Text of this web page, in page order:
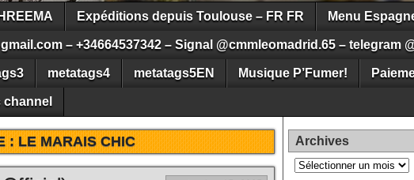
Expéditions depuis Toulouse – FR FR Menu
– +34664537342 – Signal @cmmleomadrid.65 – telegram
metatags4 metatags5EN Musique P’Fumer!
:LE MARAIS CHIC Archives
Archives